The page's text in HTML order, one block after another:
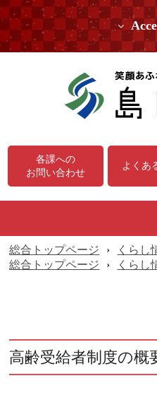
各課への
お問い合わせ
よくあ
総合トップページ › くらし
総合トップページ
› くらし
高齢受給者制度の概